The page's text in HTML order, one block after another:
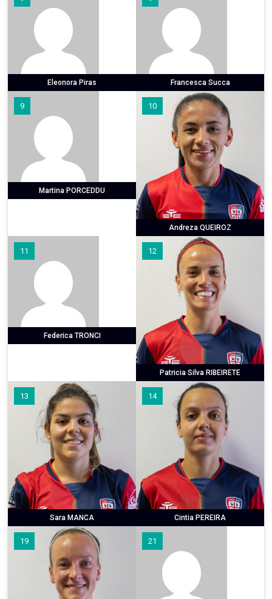
Eleonora Piras Francesca Succa
9
Martina PORCEDDU
10
Andreza QUEIROZ
11
Federica TRONCI
12
Patricia Silva RIBEIRETE
13
Sara MANCA
14
Cintia PEREIRA
19 21